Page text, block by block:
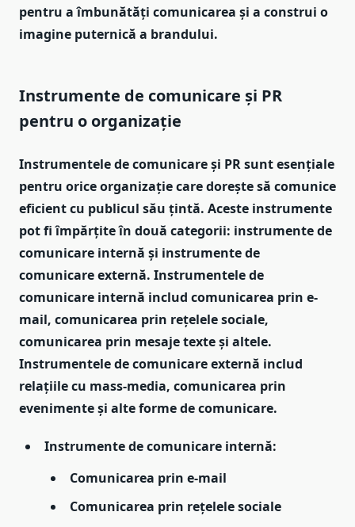
pentru a îmbunătăți comunicarea și a construi o
imagine puternică a brandului.
Instrumente de comunicare și PR
pentru o organizație
Instrumentele de comunicare și PR sunt esențiale
pentru orice organizație care dorește să comunice
eficient cu publicul său țintă. Aceste instrumente
pot fi împărțite în două categorii: instrumente de
comunicare internă și instrumente de
comunicare externă. Instrumentele de
comunicare internă includ comunicarea prin e-
mail, comunicarea prin rețelele sociale,
comunicarea prin mesaje texte și altele.
Instrumentele de comunicare externă includ
relațiile cu mass-media, comunicarea prin
evenimente și alte forme de comunicare.
Instrumente de comunicare internă:
Comunicarea prin e-mail
Comunicarea prin rețelele sociale